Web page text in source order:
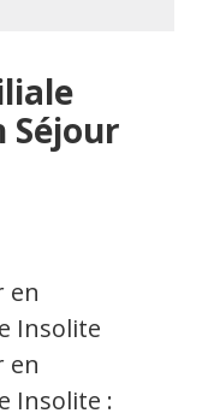
Séjour
en
Insolite
en
Insolite :